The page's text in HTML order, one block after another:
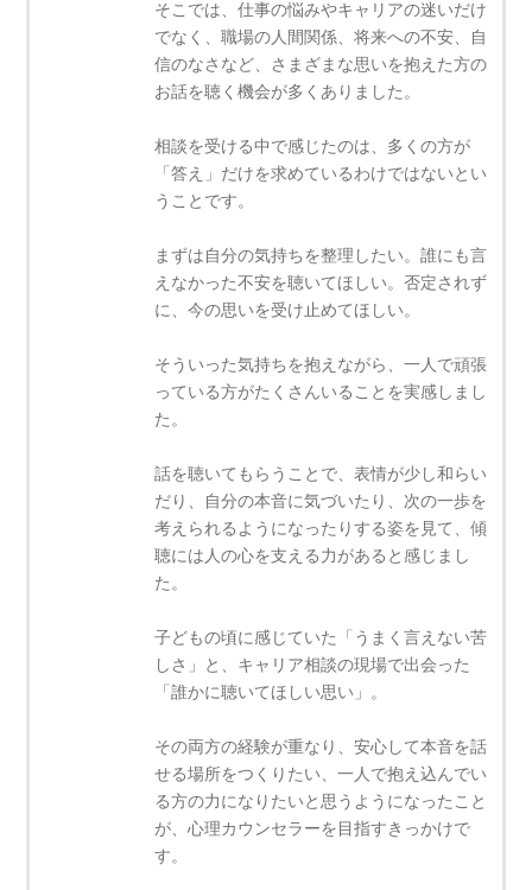
そこでは、仕事の悩みやキャリアの迷いだけ
でなく、職場の人間関係、将来への不安、自
信のなさなど、さまざまな思いを抱えた方の
お話を聴く機会が多くありました。
相談を受ける中で感じたのは、多くの方が
「答え」だけを求めているわけではないとい
うことです。
まずは自分の気持ちを整理したい。誰にも言
えなかった不安を聴いてほしい。否定されず
に、今の思いを受け止めてほしい。
そういった気持ちを抱えながら、一人で頑張
っている方がたくさんいることを実感しまし
た。
話を聴いてもらうことで、表情が少し和らい
だり、自分の本音に気づいたり、次の一歩を
考えられるようになったりする姿を見て、傾
聴には人の心を支える力があると感じまし
た。
子どもの頃に感じていた「うまく言えない苦
しさ」と、キャリア相談の現場で出会った
「誰かに聴いてほしい思い」。
その両方の経験が重なり、安心して本音を話
せる場所をつくりたい、一人で抱え込んでい
る方の力になりたいと思うようになったこと
が、心理カウンセラーを目指すきっかけで
す。